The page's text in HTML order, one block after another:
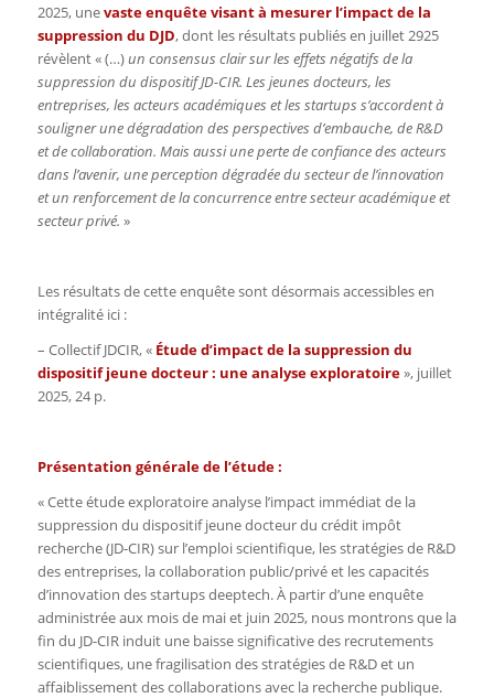
2025, unevaste enquête visant à mesurer l’impact de la
suppression du DJD, dont les résultats publiés en juillet 2925
révèlent « (…)un consensus clair sur les effets négatifs de la
suppression du dispositif JD-CIR. Les jeunes docteurs, les
entreprises, les acteurs académiques et les startups s’accordent à
souligner une dégradation des perspectives d’embauche, de R&D
et de collaboration. Mais aussi une perte de confiance des acteurs
dans l’avenir, une perception dégradée du secteur de l’innovation
et un renforcement de la concurrence entre secteur académique et
secteur privé. »
Les résultats de cette enquête sont désormais accessibles en
intégralité ici :
– Collectif JDCIR, « Étude d’impact de la suppression du
dispositif jeune docteur : une analyse exploratoire», juillet
2025, 24 p.
Présentation générale de l’étude :
« Cette étude exploratoire analyse l’impact immédiat de la
suppression du dispositif jeune docteur du crédit impôt
recherche (JD-CIR) sur l’emploi scientifique, les stratégies de R&D
des entreprises, la collaboration public/privé et les capacités
d’innovation des startups deeptech. À partir d’une enquête
administrée aux mois de mai et juin 2025, nous montrons que la
fin du JD-CIR induit une baisse significative des recrutements
scientifiques, une fragilisation des stratégies de R&D et un
affaiblissement des collaborations avec la recherche publique.